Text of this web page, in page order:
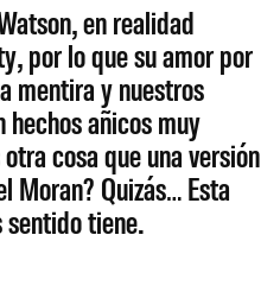
en realidad
por lo que su amor por
mentira y nuestros
hechos añicos muy
cosa que una versión
Moran? Quizás… Esta
sentido tiene.